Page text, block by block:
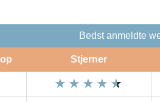
Bedst anmeldte
Stjerner